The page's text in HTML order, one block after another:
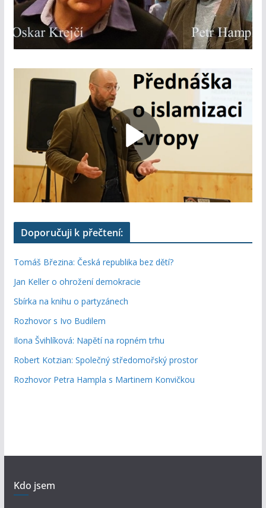
Doporučuji k přečtení:
Tomáš Březina: Česká republika bez dětí?
Jan Keller o ohrožení demokracie
Sbírka na knihu o partyzánech
Rozhovor s Ivo Budilem
Ilona Švihlíková: Napětí na ropném trhu
Robert Kotzian: Společný středomořský prostor
Rozhovor Petra Hampla s Martinem Konvičkou
Kdo jsem